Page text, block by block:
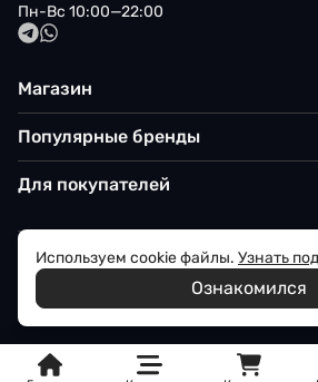
Пн-Вс 10:00—22:00
Магазин
Популярные бренды
Для покупателей
© 2026 Iqon - Магазин вашего стиля
Политика обработки персональных
Используем cookie файлы. Узнать
Ознакомился